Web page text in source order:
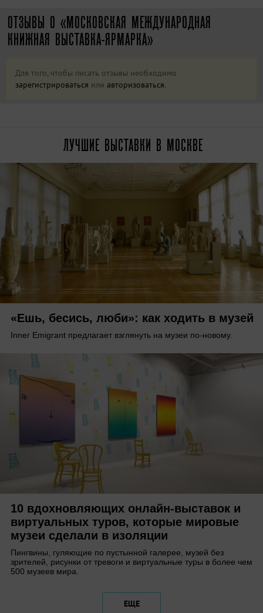
ОТЗЫВЫ О «МОСКОВСКАЯ МЕЖДУНАРОДНАЯ
КНИЖНАЯ ВЫСТАВКА-ЯРМАРКА»
Для того, чтобы писать отзывы необходимо
зарегистрироваться или авторизоваться.
ЛУЧШИЕ ВЫСТАВКИ В МОСКВЕ
«Ешь, бесись, люби»: как ходить в музей
Inner Emigrant предлагает взглянуть на музеи по-новому.
10 вдохновляющих онлайн-выставок и
виртуальных туров, которые мировые
музеи сделали в изоляции
Пингвины, гуляющие по пустынной галерее, музей без
зрителей, рисунки от тревоги и виртуальные туры в более чем
500 музеев мира.
ЕЩЕ